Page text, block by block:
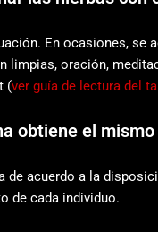
En ocasiones, se
limpias, oración,
(ver guía de lectura del
obtiene el mismo
de acuerdo a la
de cada individuo.